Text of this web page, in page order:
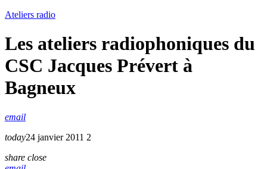
Ateliers radio
Les ateliers radiophoniques du
CSC Jacques Prévert à
Bagneux
email
today24 janvier 2011 2
share close